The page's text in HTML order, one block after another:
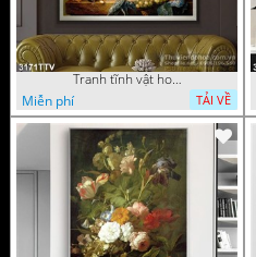
Tranh tĩnh vật hoa quả sơn dầu đẹp
Miễn phí
TẢI VỀ